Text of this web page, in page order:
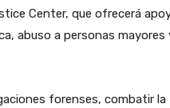
Center, que ofrecerá
abuso a personas mayores
forenses, combatir